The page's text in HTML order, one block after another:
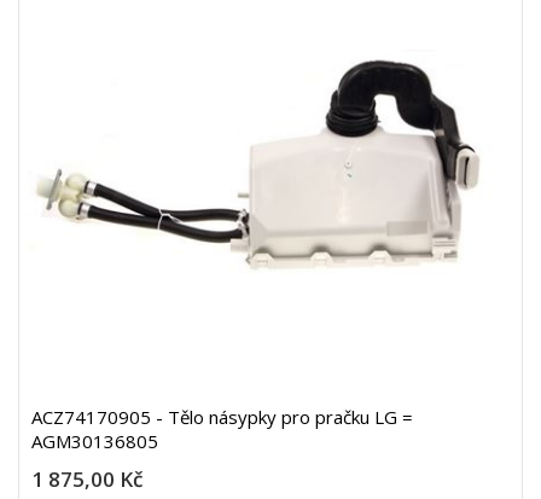
ACZ74170905 - Tělo násypky pro pračku LG =
AGM30136805
1 875,00 Kč